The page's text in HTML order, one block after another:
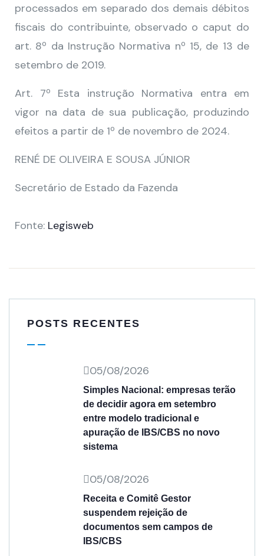
processados em separado dos demais débitos
fiscais do contribuinte, observado o caput do
art. 8º da Instrução Normativa nº 15, de 13 de
setembro de 2019.
Art. 7º Esta instrução Normativa entra em
vigor na data de sua publicação, produzindo
efeitos a partir de 1º de novembro de 2024.
RENÉ DE OLIVEIRA E SOUSA JÚNIOR
Secretário de Estado da Fazenda
Fonte: Legisweb
POSTS RECENTES
05/08/2026
Simples Nacional: empresas terão
de decidir agora em setembro
entre modelo tradicional e
apuração de IBS/CBS no novo
sistema
05/08/2026
Receita e Comitê Gestor
suspendem rejeição de
documentos sem campos de
IBS/CBS